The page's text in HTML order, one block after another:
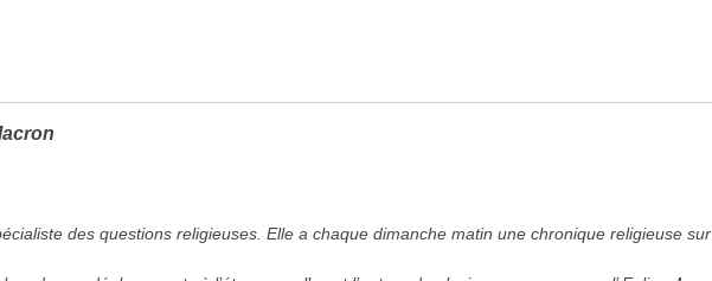
des questions religieuses. Elle a chaque dimanche matin une chronique religieuse sur